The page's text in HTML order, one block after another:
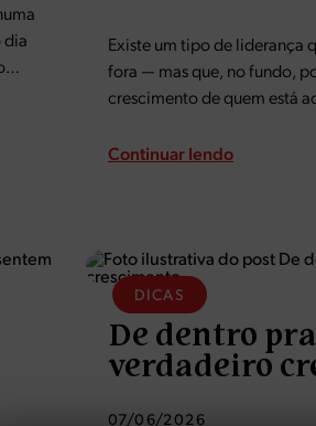
dia
Existe um tipo de liderança
fora — mas que, no fundo,
crescimento de quem está
resolve tudo rápido, quando…
Continuar lendo
DICAS
De dentro
verdadeiro
07/06/2026